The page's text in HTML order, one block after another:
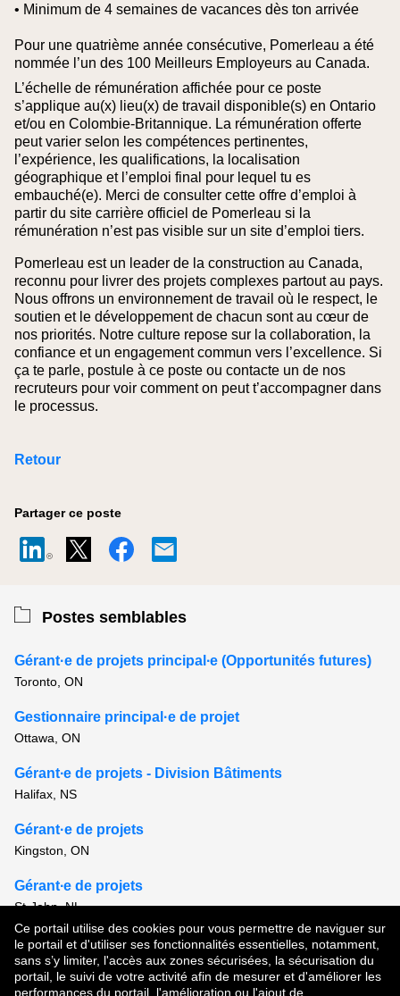
Ce portail utilise des cookies pour vous permettre de naviguer sur
le portail et d'utiliser ses fonctionnalités essentielles, notamment,
sans s’y limiter, l'accès aux zones sécurisées, la sécurisation du
portail, le suivi de votre activité afin de mesurer et d'améliorer les
performances du portail, l'amélioration ou l'ajout de
• Minimum de 4 semaines de vacances dès ton arrivée
Pour une quatrième année consécutive, Pomerleau a été
nommée l’un des 100 Meilleurs Employeurs au Canada.
L’échelle de rémunération affichée pour ce poste
s’applique au(x) lieu(x) de travail disponible(s) en Ontario
et/ou en Colombie‑Britannique. La rémunération offerte
peut varier selon les compétences pertinentes,
l’expérience, les qualifications, la localisation
géographique et l’emploi final pour lequel tu es
embauché(e). Merci de consulter cette offre d’emploi à
partir du site carrière officiel de Pomerleau si la
rémunération n’est pas visible sur un site d’emploi tiers.
Pomerleau est un leader de la construction au Canada,
reconnu pour livrer des projets complexes partout au pays.
Nous offrons un environnement de travail où le respect, le
soutien et le développement de chacun sont au cœur de
nos priorités. Notre culture repose sur la collaboration, la
confiance et un engagement commun vers l’excellence. Si
ça te parle, postule à ce poste ou contacte un de nos
recruteurs pour voir comment on peut t’accompagner dans
le processus.
Retour
Partager ce poste
Postes semblables
Gérant·e de projets principal∙e (Opportunités futures)
Toronto, ON
Gestionnaire principal·e de projet
Ottawa, ON
Gérant∙e de projets - Division Bâtiments
Halifax, NS
Gérant·e de projets
Kingston, ON
Gérant∙e de projets
St-John, NL
Voir tous les postes semblables